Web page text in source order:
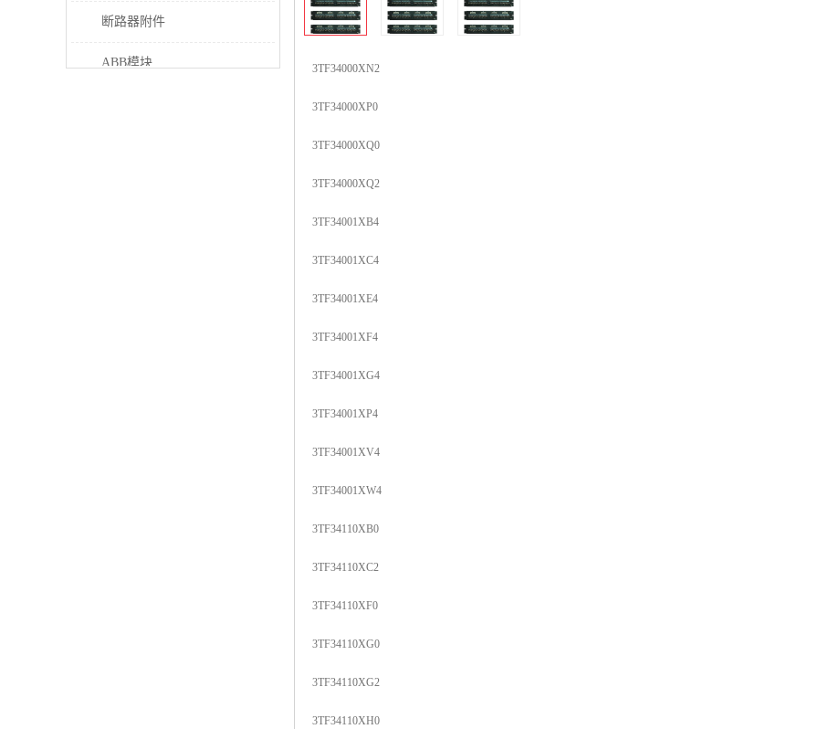
断路器附件
ABB模块 3TF34000XN2
3TF34000XP0
3TF34000XQ0
3TF34000XQ2
3TF34001XB4
3TF34001XC4
3TF34001XE4
3TF34001XF4
3TF34001XG4
3TF34001XP4
3TF34001XV4
3TF34001XW4
3TF34110XB0
3TF34110XC2
3TF34110XF0
3TF34110XG0
3TF34110XG2
3TF34110XH0